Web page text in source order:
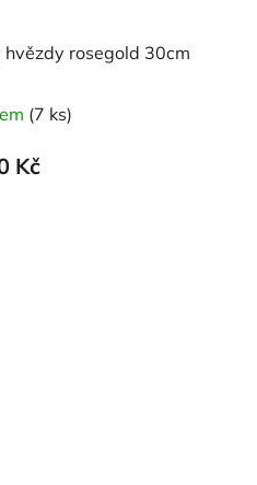
rosegold 30cm
(7 ks)
Kč